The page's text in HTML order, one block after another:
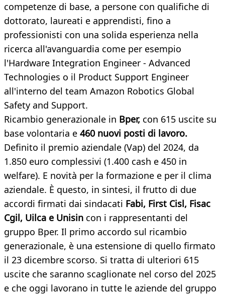
competenze di base, a persone con qualifiche di
dottorato, laureati e apprendisti, fino a
professionisti con una solida esperienza nella
ricerca all'avanguardia come per esempio
l'Hardware Integration Engineer - Advanced
Technologies o il Product Support Engineer
all'interno del team Amazon Robotics Global
Safety and Support.
Ricambio generazionale in Bper, con 615 uscite su
base volontaria e 460 nuovi posti di lavoro.
Definito il premio aziendale (Vap) del 2024, da
1.850 euro complessivi (1.400 cash e 450 in
welfare). E novità per la formazione e per il clima
aziendale. È questo, in sintesi, il frutto di due
accordi firmati dai sindacati Fabi, First Cisl, Fisac
Cgil, Uilca e Unisin con i rappresentanti del
gruppo Bper. Il primo accordo sul ricambio
generazionale, è una estensione di quello firmato
il 23 dicembre scorso. Si tratta di ulteriori 615
uscite che saranno scaglionate nel corso del 2025
e che oggi lavorano in tutte le aziende del gruppo